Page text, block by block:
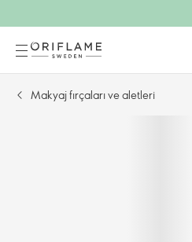
Makyaj fırçaları ve aletleri